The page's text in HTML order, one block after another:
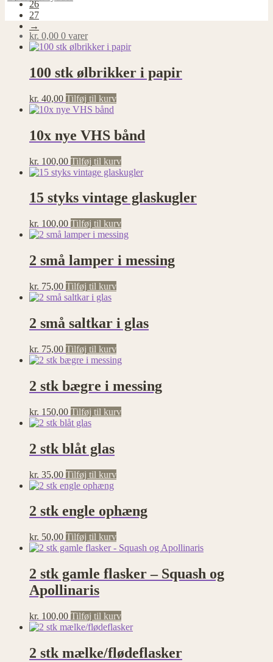
kr. 0,00 0 varer
26
27
→
100 stk ølbrikker i papir
kr. 40,00 Tilføj til kurv
10x nye VHS bånd
kr. 100,00 Tilføj til kurv
15 styks vintage glaskugler
kr. 100,00 Tilføj til kurv
2 små lamper i messing
kr. 75,00 Tilføj til kurv
2 små saltkar i glas
kr. 75,00 Tilføj til kurv
2 stk bægre i messing
kr. 150,00 Tilføj til kurv
2 stk blåt glas
kr. 35,00 Tilføj til kurv
2 stk engle ophæng
kr. 50,00 Tilføj til kurv
2 stk gamle flasker – Squash og
Apollinaris
kr. 100,00 Tilføj til kurv
2 stk mælke/flødeflasker